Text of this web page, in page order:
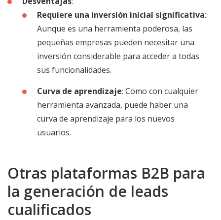
Requiere una inversión inicial significativa:
Aunque es una herramienta poderosa, las
pequeñas empresas pueden necesitar una
inversión considerable para acceder a todas
sus funcionalidades.
Curva de aprendizaje: Como con cualquier
herramienta avanzada, puede haber una
curva de aprendizaje para los nuevos
usuarios.
Otras plataformas B2B para
la generación de leads
cualificados